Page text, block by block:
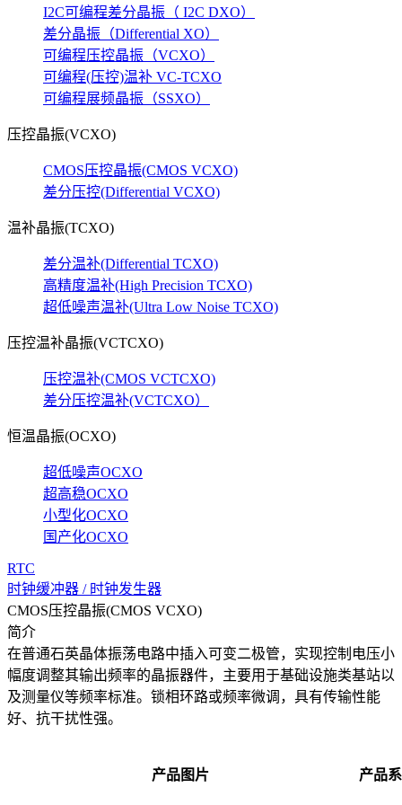
I2C可编程差分晶振（ I2C DXO）
差分晶振（Differential XO）
可编程压控晶振（VCXO）
可编程(压控)温补 VC-TCXO
可编程展频晶振（SSXO）
压控晶振(VCXO)
CMOS压控晶振(CMOS VCXO)
差分压控(Differential VCXO)
温补晶振(TCXO)
差分温补(Differential TCXO)
高精度温补(High Precision TCXO)
超低噪声温补(Ultra Low Noise TCXO)
压控温补晶振(VCTCXO)
压控温补(CMOS VCTCXO)
差分压控温补(VCTCXO）
恒温晶振(OCXO)
超低噪声OCXO
超高稳OCXO
小型化OCXO
国产化OCXO
RTC
时钟缓冲器 / 时钟发生器
CMOS压控晶振(CMOS VCXO)
简介
在普通石英晶体振荡电路中插入可变二极管，实现控制电压小
幅度调整其输出频率的晶振器件，主要用于基础设施类基站以
及测量仪等频率标准。锁相环路或频率微调，具有传输性能
好、抗干扰性强。
产品图片 产品